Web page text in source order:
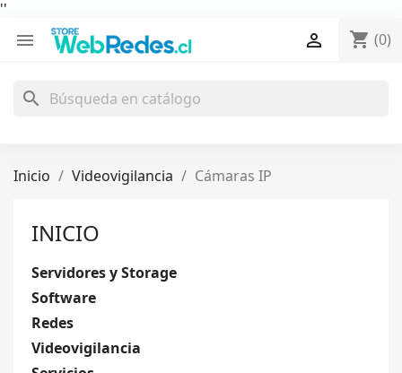
''
 shopping_cart (0)

search
Inicio Videovigilancia Cámaras IP
INICIO
Servidores y Storage
Software
Redes
Videovigilancia